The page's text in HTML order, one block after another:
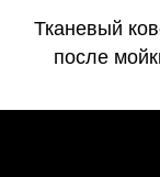
Тканевый
после